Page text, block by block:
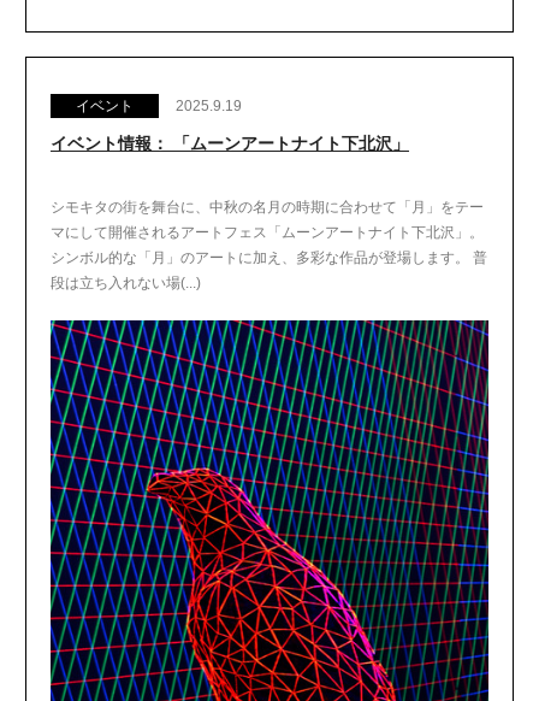
イベント 2025.9.19
イベント情報： 「ムーンアートナイト下北沢」
シモキタの街を舞台に、中秋の名月の時期に合わせて「月」をテー
マにして開催されるアートフェス「ムーンアートナイト下北沢」。
シンボル的な「月」のアートに加え、多彩な作品が登場します。 普
段は立ち入れない場(...)